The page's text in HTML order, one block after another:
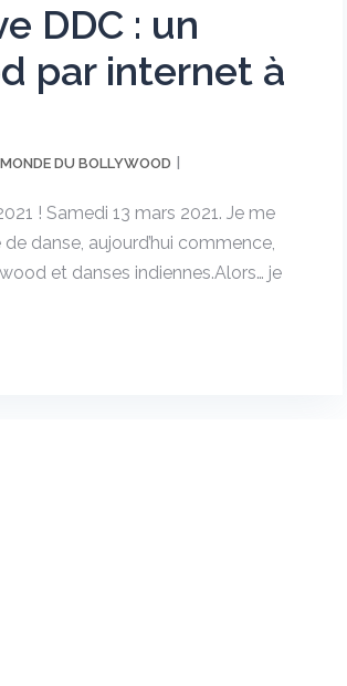
DDC : un
par internet à
DU BOLLYWOOD
! Samedi 13 mars 2021. Je me
danse, aujourd’hui commence,
et danses indiennes.Alors… je